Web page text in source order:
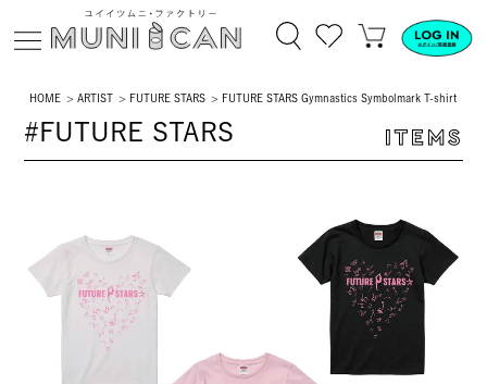
HOME ARTIST FUTURE STARS FUTURE STARS Gymnastics Symbolmark T-shirt
#FUTURE STARS ITEMS